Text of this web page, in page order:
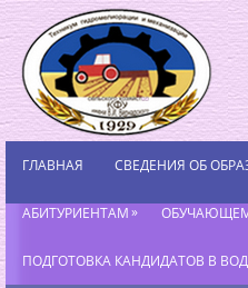
ГЛАВНАЯ СВЕДЕНИЯ ОБ
АБИТУРИЕНТАМ»
ПОДГОТОВКА КАНДИДАТОВ В